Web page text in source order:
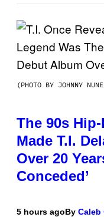
(PHOTO BY JOHNNY
The 90s
Made T.I.
Over 20
Conceded’
5 hours agoBy Caleb